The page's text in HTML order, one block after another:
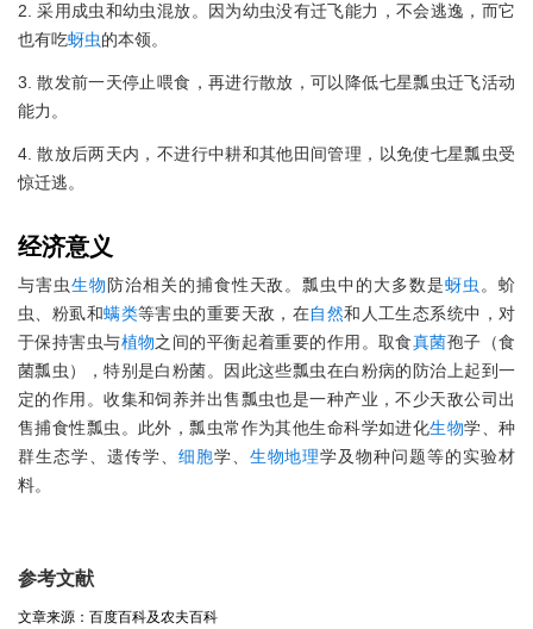
2. 采用成虫和幼虫混放。因为幼虫没有迁飞能力，不会逃逸，而它
也有吃蚜虫的本领。
3. 散发前一天停止喂食，再进行散放，可以降低七星瓢虫迁飞活动
能力。
4. 散放后两天内，不进行中耕和其他田间管理，以免使七星瓢虫受
惊迁逃。
经济意义
与害虫生物防治相关的捕食性天敌。瓢虫中的大多数是蚜虫 。蚧
虫、粉虱和螨类等害虫的重要天敌，在自然和人工生态系统中，对
于保持害虫与植物之间的平衡起着重要的作用。取食真菌孢子（食
菌瓢虫），特别是白粉菌。因此这些瓢虫在白粉病的防治上起到一
定的作用。收集和饲养并出售瓢虫也是一种产业，不少天敌公司出
售捕食性瓢虫。此外，瓢虫常作为其他生命科学如进化生物学、种
群生态学、遗传学、 细胞学、 生物地理学及物种问题等的实验材
料。
参考文献
文章来源：百度百科及农夫百科